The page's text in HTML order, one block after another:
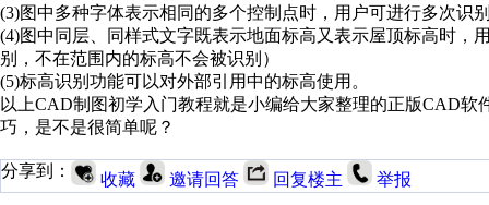
(3)图中多种字体表示相同的多个控制点时，用户可进行多次识
(4)图中同层、同样式文字既表示地面标高又表示屋顶标高时
别，不在范围内的标高不会被识别）
(5)标高识别功能可以对外部引用中的标高使用。
以上CAD制图初学入门教程就是小编给大家整理的正版CAD
巧，是不是很简单呢？
分享到： 收藏 邀请回答 回复楼主 举报